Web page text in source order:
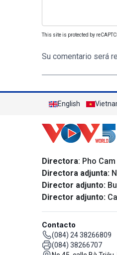
This site is protected by
Su comentario será
English
Directora: Pho
Directora adjunta:
Director adjunto:
Director adjunto:
Contacto
(084) 24 38266809
(084) 38266707